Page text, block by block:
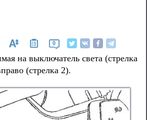
0
на выключатель света (стрелка
(стрелка 2).